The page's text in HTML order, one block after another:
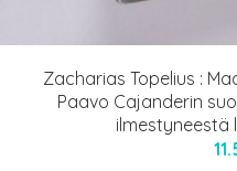
Zacharias Topelius :
Paavo Cajanderin
ilmestyneestä